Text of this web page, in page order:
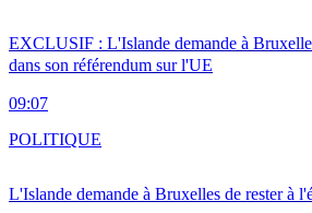
EXCLUSIF : L'Islande demande à
dans son référendum sur l'UE
09:07
L'Islande demande à Bruxelles de rester à
POLITIQUE